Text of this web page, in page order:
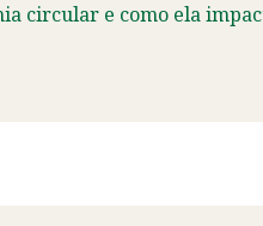
circular e como ela